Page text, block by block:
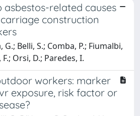
related causes
construction
Belli, S.; Comba, P.; Fiumalbi,
Orsi, D.; Paredes, I.
workers: marker
exposure, risk factor or